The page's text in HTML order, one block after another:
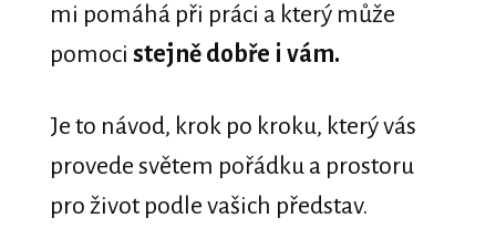
mi pomáhá při práci a který může
pomoci stejně dobře i vám.
Je to návod, krok po kroku, který vás
provede světem pořádku a prostoru
pro život podle vašich představ.